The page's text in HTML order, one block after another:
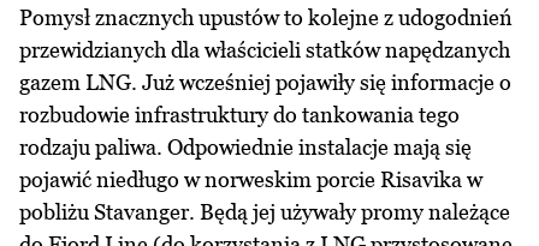
Pomysł znacznych upustów to kolejne z udogodnień
przewidzianych dla właścicieli statków napędzanych
gazem LNG. Już wcześniej pojawiły się informacje o
rozbudowie infrastruktury do tankowania tego
rodzaju paliwa. Odpowiednie instalacje mają się
pojawić niedługo w norweskim porcie Risavika w
pobliżu Stavanger. Będą jej używały promy należące